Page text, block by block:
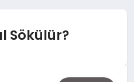
Sökülür?